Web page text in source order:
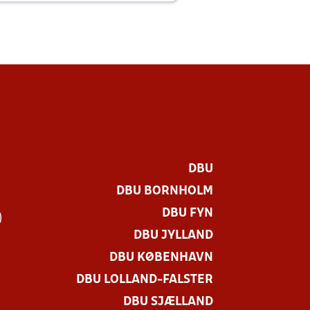
DBU
DBU BORNHOLM
DBU FYN
DBU JYLLAND
DBU KØBENHAVN
DBU LOLLAND-FALSTER
DBU SJÆLLAND